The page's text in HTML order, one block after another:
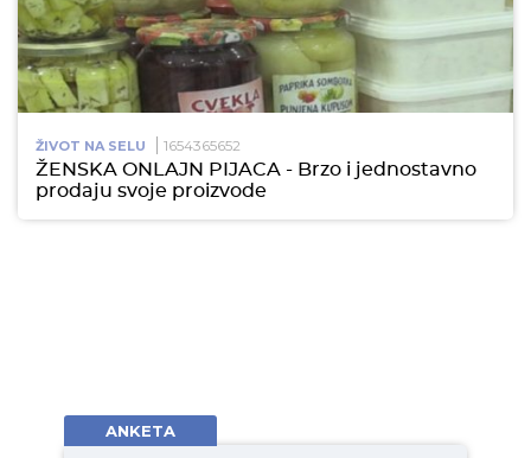
ŽIVOT NA SELU 1654365652
ŽENSKA ONLAJN PIJACA - Brzo i jednostavno
prodaju svoje proizvode
ANKETA